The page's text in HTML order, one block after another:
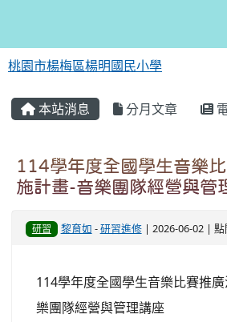
桃園市楊梅區楊明國民小學
本站消息 分月文章
114學年度全國學生音樂
施計畫-音樂團隊經營與管
研習 黎育如 -研習進修| 2026-06-02 | 點
114學年度全國學生音樂比賽推
樂團隊經營與管理講座